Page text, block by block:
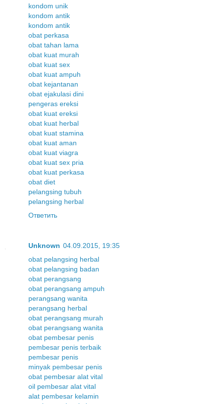
kondom unik
kondom antik
kondom antik
obat perkasa
obat tahan lama
obat kuat murah
obat kuat sex
obat kuat ampuh
obat kejantanan
obat ejakulasi dini
pengeras ereksi
obat kuat ereksi
obat kuat herbal
obat kuat stamina
obat kuat aman
obat kuat viagra
obat kuat sex pria
obat kuat perkasa
obat diet
pelangsing tubuh
pelangsing herbal
Ответить
Unknown 04.09.2015, 19:35
obat pelangsing herbal
obat pelangsing badan
obat perangsang
obat perangsang ampuh
perangsang wanita
perangsang herbal
obat perangsang murah
obat perangsang wanita
obat pembesar penis
pembesar penis terbaik
pembesar penis
minyak pembesar penis
obat pembesar alat vital
oil pembesar alat vital
alat pembesar kelamin